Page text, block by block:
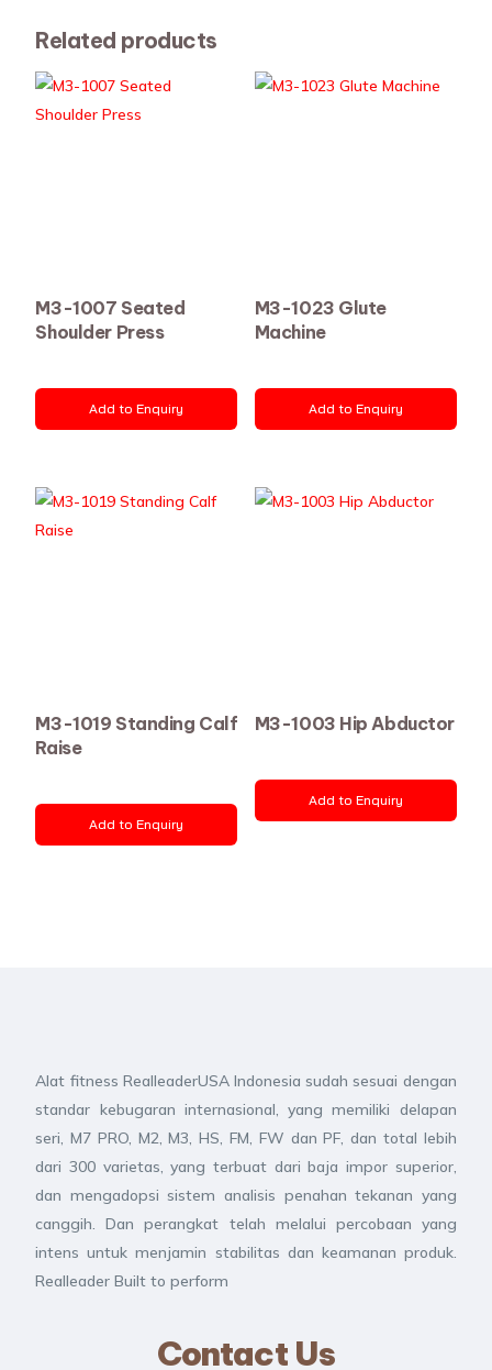
Related products
M3-1007 Seated
Shoulder Press
Add to Enquiry
M3-1023 Glute
Machine
Add to Enquiry
M3-1019 Standing Calf
Raise
Add to Enquiry
M3-1003 Hip Abductor
Add to Enquiry
Alat fitness RealleaderUSA Indonesia sudah sesuai dengan
standar kebugaran internasional, yang memiliki delapan
seri, M7 PRO, M2, M3, HS, FM, FW dan PF, dan total lebih
dari 300 varietas, yang terbuat dari baja impor superior,
dan mengadopsi sistem analisis penahan tekanan yang
canggih. Dan perangkat telah melalui percobaan yang
intens untuk menjamin stabilitas dan keamanan produk.
Realleader Built to perform
Contact Us